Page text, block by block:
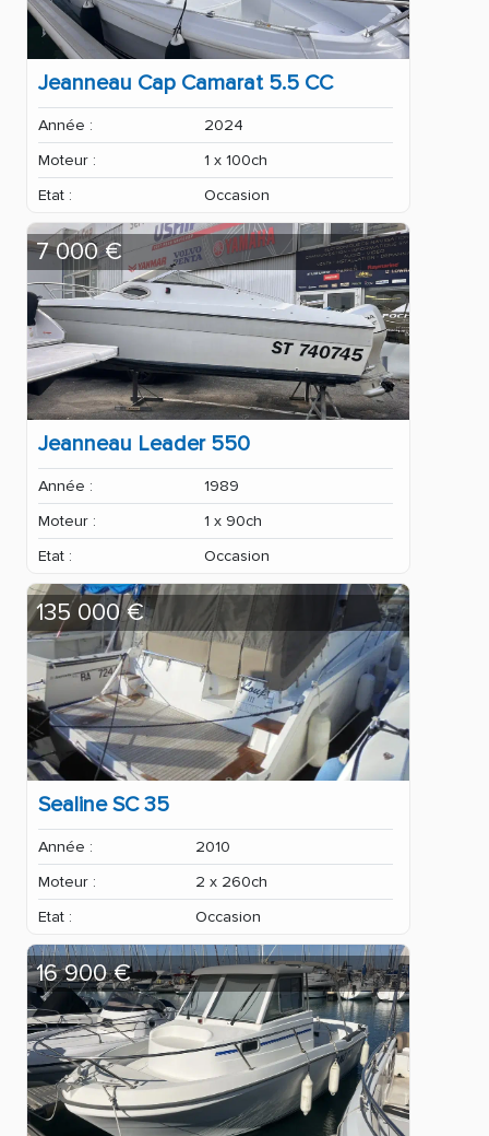
Jeanneau Cap Camarat 5.5 CC
Année :
2024
Moteur :
1 x 100ch
Etat :
Occasion
Jeanneau Leader 550
Année :
1989
Moteur :
1 x 90ch
Etat :
Occasion
7 000 €
Sealine SC 35
Année :
2010
Moteur :
2 x 260ch
Etat :
Occasion
135 000 €
16 900 €